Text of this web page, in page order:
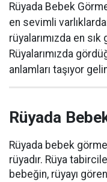
Rüyada Bebek
en sevimli
rüyalarımızda en
Rüyalarımızda
anlamları taşıyor
Rüyada
Rüyada bebek
rüyadır. Rüya
bebeğin, rüyayı